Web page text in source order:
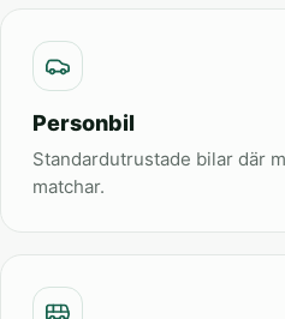
Personbil
Standardutrustade bilar där
matchar.